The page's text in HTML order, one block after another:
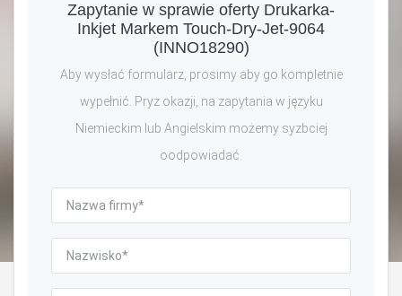
Zapytanie w sprawie oferty Drukarka-
Inkjet Markem Touch-Dry-Jet-9064
(INNO18290)
Aby wysłać formularz, prosimy aby go kompletnie
wypełnić. Pryz okazji, na zapytania w języku
Niemieckim lub Angielskim możemy syzbciej
oodpowiadać.